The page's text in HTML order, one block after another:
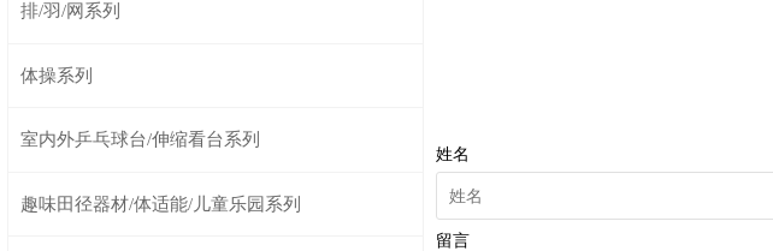
排/羽/网系列
体操系列
室内外乒乓球台/伸缩看台系列
趣味田径器材/体适能/儿童乐园系列
姓名
留言